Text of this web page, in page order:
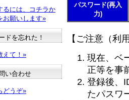
パスワード(再入
力)
【ご注意（利
現在、ベ
正等を事
登録後、
たパスワ
るには、コチラか
お願いします»
ドを忘れた！
えて！»
い合わせ
どうぞ»